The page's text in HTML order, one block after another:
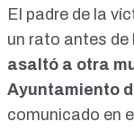
porque ella
no llega a tener
seguro ella se
hizohttps://
El padre de la
un rato antes de
asaltó a otra
Ayuntamiento
comunicado en